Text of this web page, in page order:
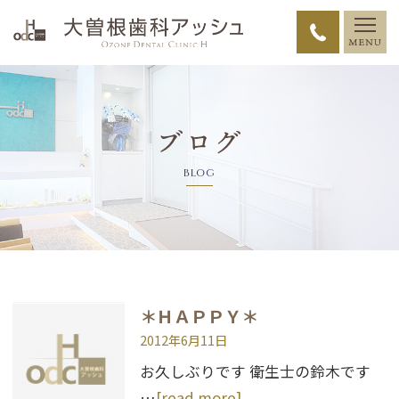
ブログ
BLOG
＊ＨＡＰＰＹ＊
2012年6月11日
お久しぶりです 衛生士の鈴木です